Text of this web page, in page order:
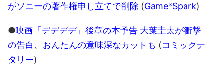
がソニーの著作権申し立てで削除 (Game*Spark)
●映画「デデデデ」後章の本予告 大葉圭太が衝撃
の告白、おんたんの意味深なカットも (コミックナ
タリー)